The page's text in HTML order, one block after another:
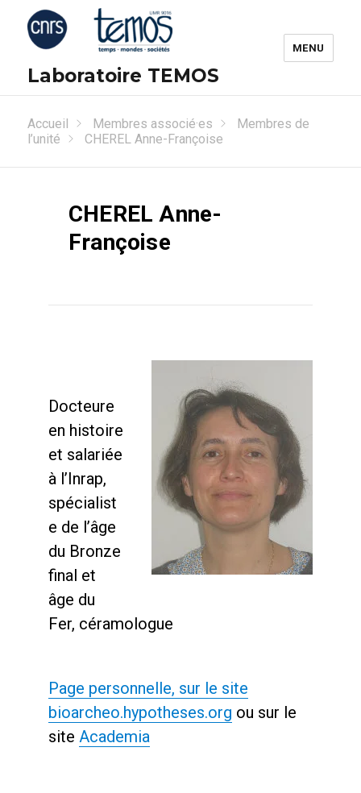
Laboratoire TEMOS
MENU
Accueil Membres associé·es
Membres de
l’unité
CHEREL Anne-Françoise
CHEREL Anne-
Françoise
Docteure
en histoire
et salariée
à l’Inrap,
spécialist
e de l’âge
du Bronze
final et
âge du
Fer, céramologue
Page personnelle, sur le site
bioarcheo.hypotheses.org ou sur le
site Academia